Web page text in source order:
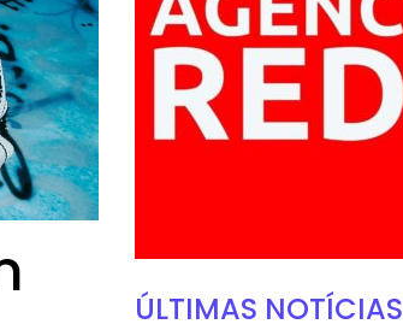
ÚLTIMAS NOTÍCIAS